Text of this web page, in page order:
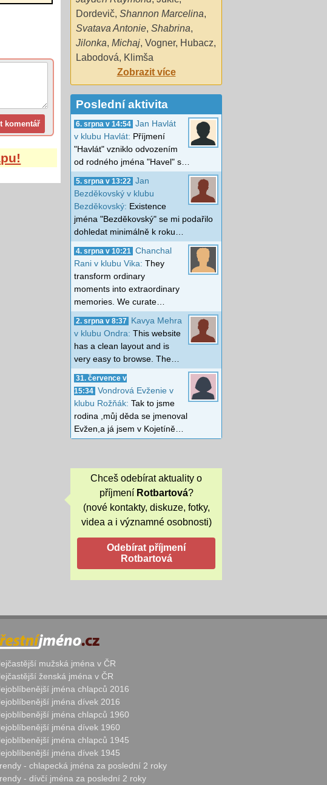
Dordevič, Shannon Marcelina,
Svatava Antonie, Shabrina,
Jilonka, Michaj, Vogner, Hubacz,
Labodová, Klimša
Zobrazit více
Poslední aktivita
6. srpna v 14:54 Jan Havlát
v klubu Havlát: Příjmení
"Havlát" vzniklo odvozením
od rodného jména "Havel" s…
5. srpna v 13:22
Jan
Bezděkovský v klubu
Bezděkovský: Existence
jména "Bezděkovský" se mi podařilo
dohledat minimálně k roku…
4. srpna v 10:21
Chanchal
Rani v klubu Vika: They
transform ordinary
moments into extraordinary
memories. We curate…
2. srpna v 8:37
Kavya Mehra
v klubu Ondra: This website
has a clean layout and is
very easy to browse. The…
31. července v
15:34 Vondrová Evženie v
klubu Rožňák: Tak to jsme
rodina ,můj děda se jmenoval
Evžen,a já jsem v Kojetíně…
Chceš odebírat aktuality o
příjmení Rotbartová?
(nové kontakty, diskuze, fotky,
videa a i významné osobnosti)
mužská jména v ČR
ženská jména v ČR
jména chlapců 2016
jména dívek 2016
jména chlapců 1960
jména dívek 1960
jména chlapců 1945
jména dívek 1945
- chlapecká jména za poslední 2 roky
- dívčí jména za poslední 2 roky